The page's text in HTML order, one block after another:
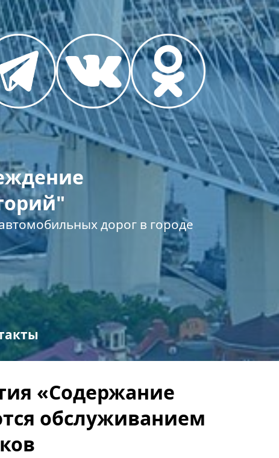
дорог в городе
«Содержание
обслуживанием